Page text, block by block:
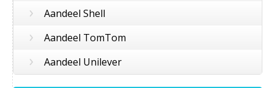
› Aandeel Shell
› Aandeel TomTom
› Aandeel Unilever